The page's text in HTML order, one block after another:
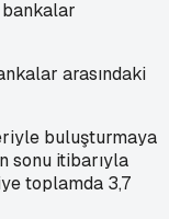
arasındaki
buluşturmaya
sonu itibarıyla
toplamda 3,7